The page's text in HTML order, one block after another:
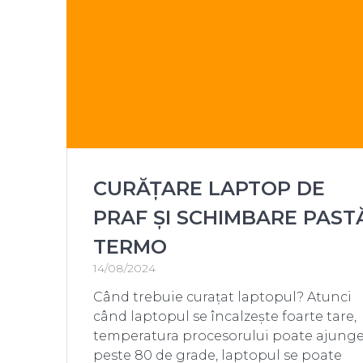
CURĂȚARE LAPTOP DE
PRAF ȘI SCHIMBARE
TERMO
14/08/2024
Când trebuie curațat laptopul? Atunci
când laptopul se încalzește foarte tare,
temperatura procesorului poate
peste 80 de grade, laptopul se poate